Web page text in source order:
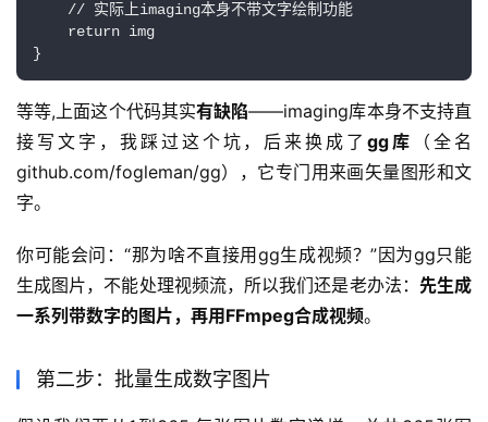
    // 实际上imaging本身不带文字绘制功能
    return img
}
等等,上面这个代码其实有缺陷——imaging库本身不支持直
接写文字，我踩过这个坑，后来换成了gg库
（全名
github.com/fogleman/gg），它专门用来画矢量图形和文
字。
你可能会问：“那为啥不直接用gg生成视频？”因为gg只能
生成图片，不能处理视频流，所以我们还是老办法： 先生成
一系列带数字的图片，再用FFmpeg合成视频。
第二步：批量生成数字图片